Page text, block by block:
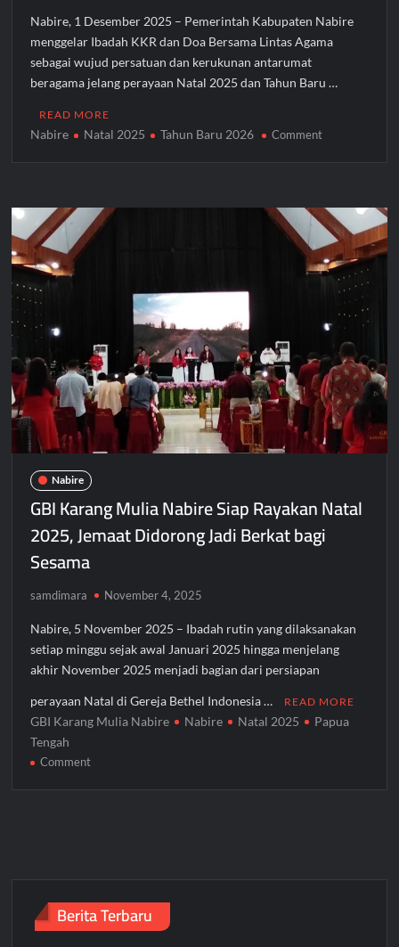
Nabire, 1 Desember 2025 – Pemerintah Kabupaten Nabire
menggelar Ibadah KKR dan Doa Bersama Lintas Agama
sebagai wujud persatuan dan kerukunan antarumat
beragama jelang perayaan Natal 2025 dan Tahun Baru …
READ MORE
Nabire Natal 2025 Tahun Baru 2026 Commenton
Warga
Jaga
Persatuan
dalam
Ibadah
KKR
dan
Doa
Bersama
Lintas
Agama
2025
Nabire
GBI Karang Mulia Nabire Siap Rayakan Natal
2025, Jemaat Didorong Jadi Berkat bagi
Sesama
samdimara November 4, 2025
Nabire, 5 November 2025 – Ibadah rutin yang dilaksanakan
setiap minggu sejak awal Januari 2025 hingga menjelang
akhir November 2025 menjadi bagian dari persiapan
perayaan Natal di Gereja Bethel Indonesia … READ MORE
GBI Karang Mulia Nabire Nabire Natal 2025
Papua
Tengah
Commenton
2025,
Berita Terbaru